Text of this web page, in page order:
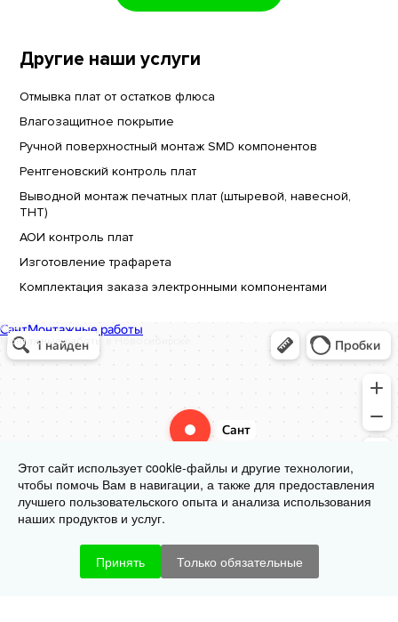
Другие наши услуги
Отмывка плат от остатков флюса
Влагозащитное покрытие
Ручной поверхностный монтаж SMD компонентов
Рентгеновский контроль плат
Выводной монтаж печатных плат (штыревой, навесной,
ТНТ)
АОИ контроль плат
Изготовление трафарета
Комплектация заказа электронными компонентами
Сант
Монтажные работы в Новосибирске
Этот сайт использует cookie-файлы и другие технологии,
чтобы помочь Вам в навигации, а также для предоставления
лучшего пользовательского опыта и анализа использования
наших продуктов и услуг.
Принять Только обязательные